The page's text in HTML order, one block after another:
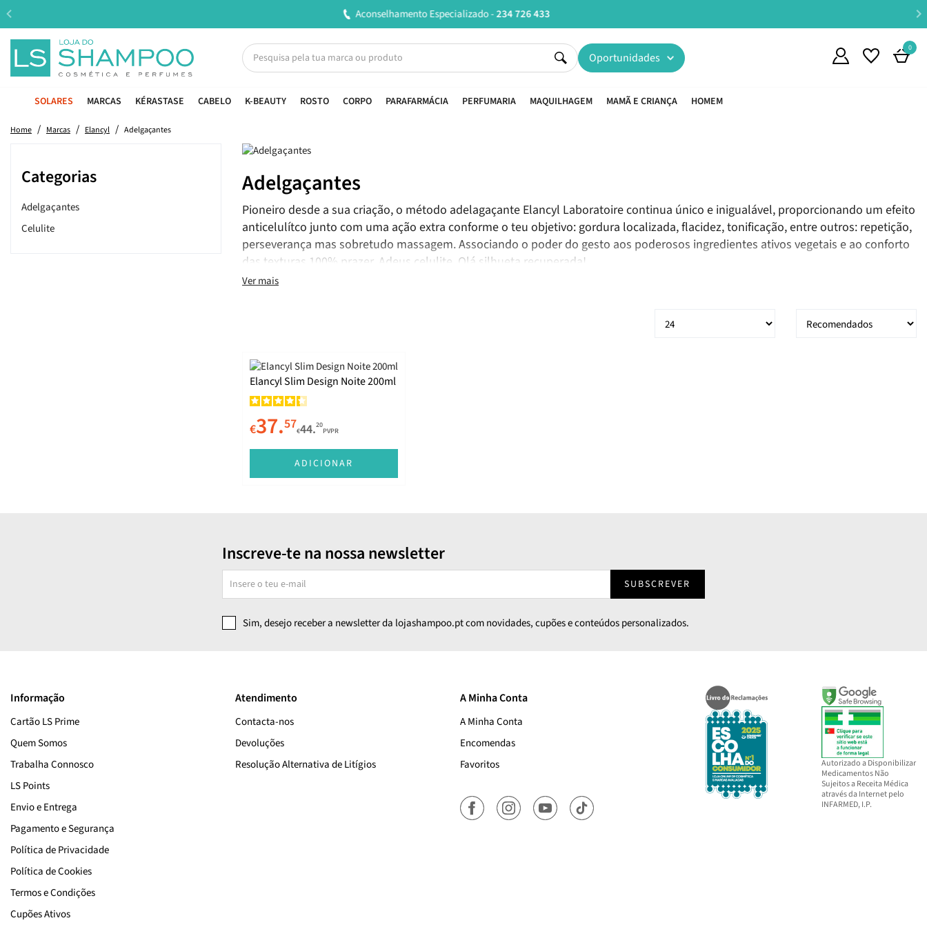
Entregas em 24H úteis.Oferta de portes a partir de €45*
Oportunidades
0
SOLARES MARCAS KÉRASTASE CABELO K-BEAUTY ROSTO CORPO PARAFARMÁCIA PERFUMARIA MAQUILHAGEM MAMÃ E CRIANÇA HOMEM
Home Marcas Elancyl Adelgaçantes
Categorias
Adelgaçantes
Celulite
Adelgaçantes
Pioneiro desde a sua criação, o método adelagaçante Elancyl Laboratoire continua único e inigualável, proporcionando um efeito
anticelulítco junto com uma ação extra conforme o teu objetivo: gordura localizada, flacidez, tonificação, entre outros: repetição,
perseverança mas sobretudo massagem. Associando o poder do gesto aos poderosos ingredientes ativos vegetais e ao conforto
das texturas 100% prazer. Adeus celulite. Olá silhueta recuperada!
Ver mais
Elancyl Slim Design Noite 200ml
€37.57€44.20
PVPR
ADICIONAR
Inscreve-te na nossa newsletter
SUBSCREVER
Sim, desejo receber a newsletter da lojashampoo.pt com novidades, cupões e conteúdos personalizados.
Informação
Cartão LS Prime
Quem Somos
Trabalha Connosco
LS Points
Envio e Entrega
Pagamento e Segurança
Política de Privacidade
Política de Cookies
Termos e Condições
Cupões Ativos
Atendimento
Contacta-nos
Devoluções
Resolução Alternativa de Litígios
A Minha Conta
A Minha Conta
Encomendas
Favoritos
Autorizado a Disponibilizar
Medicamentos Não
Sujeitos a Receita Médica
através da Internet pelo
INFARMED, I.P.